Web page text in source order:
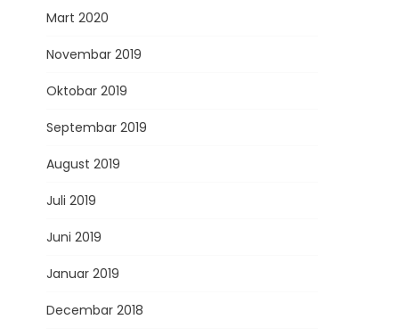
Mart 2020
Novembar 2019
Oktobar 2019
Septembar 2019
August 2019
Juli 2019
Juni 2019
Januar 2019
Decembar 2018